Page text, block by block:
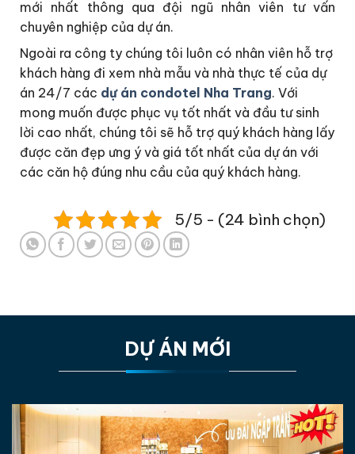
mới nhất thông qua đội ngũ nhân viên tư vấn
chuyên nghiệp của dự án.
Ngoài ra công ty chúng tôi luôn có nhân viên hỗ trợ
khách hàng đi xem nhà mẫu và nhà thực tế của dự
án 24/7 các dự án condotel Nha Trang. Với
mong muốn được phục vụ tốt nhất và đầu tư sinh
lời cao nhất, chúng tôi sẽ hỗ trợ quý khách hàng lấy
được căn đẹp ưng ý và giá tốt nhất của dự án với
các căn hộ đúng nhu cầu của quý khách hàng.
5/5 - (24 bình chọn)
DỰ ÁN MỚI